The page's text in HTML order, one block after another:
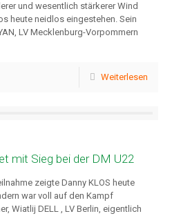
und wesentlich stärkerer Wind
heute neidlos eingestehen. Sein
LV Mecklenburg-Vorpommern
Weiterlesen
mit Sieg bei der DM U22
zeigte Danny KLOS heute
war voll auf den Kampf
Wiatlij DELL , LV Berlin, eigentlich